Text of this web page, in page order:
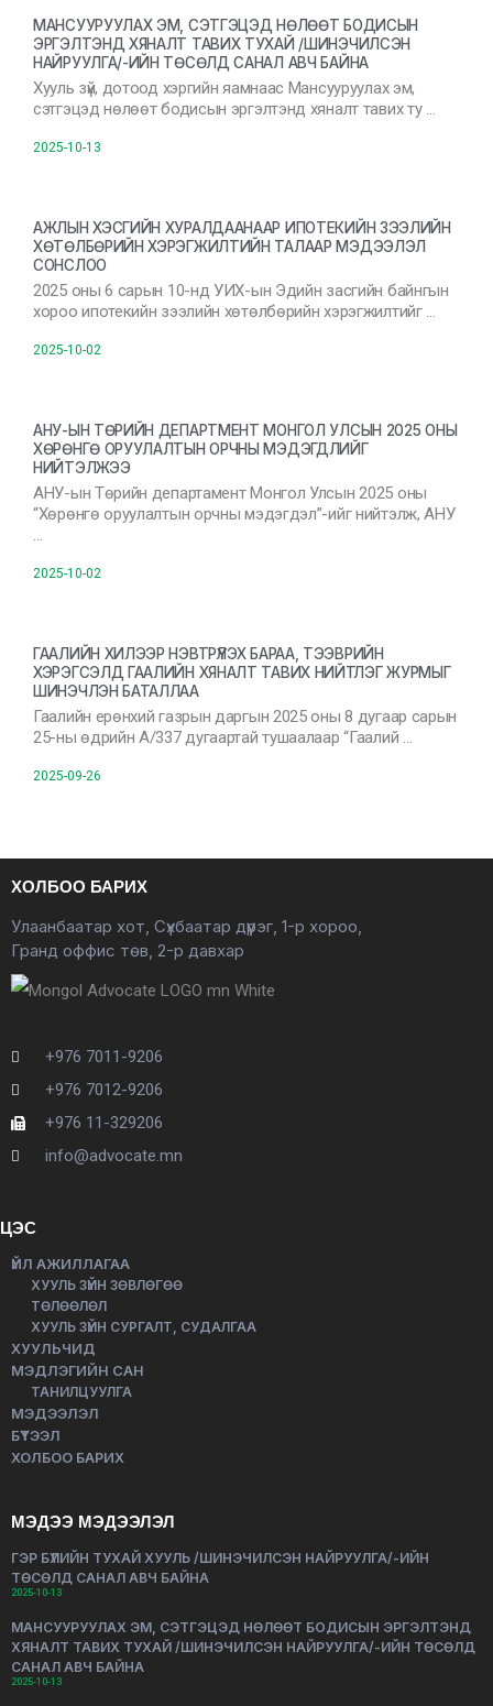
МАНСУУРУУЛАХ ЭМ, СЭТГЭЦЭД НӨЛӨӨТ БОДИСЫН
ЭРГЭЛТЭНД ХЯНАЛТ ТАВИХ ТУХАЙ /ШИНЭЧИЛСЭН
НАЙРУУЛГА/-ИЙН ТӨСӨЛД САНАЛ АВЧ БАЙНА
Хууль зүй, дотоод хэргийн яамнаас Мансууруулах эм,
сэтгэцэд нөлөөт бодисын эргэлтэнд хяналт тавих ту …
2025-10-13
АЖЛЫН ХЭСГИЙН ХУРАЛДААНААР ИПОТЕКИЙН ЗЭЭЛИЙН
ХӨТӨЛБӨРИЙН ХЭРЭГЖИЛТИЙН ТАЛААР МЭДЭЭЛЭЛ
СОНСЛОО
2025 оны 6 сарын 10-нд УИХ-ын Эдийн засгийн байнгын
хороо ипотекийн зээлийн хөтөлбөрийн хэрэгжилтийг …
2025-10-02
АНУ-ЫН ТӨРИЙН ДЕПАРТМЕНТ МОНГОЛ УЛСЫН 2025 ОНЫ
ХӨРӨНГӨ ОРУУЛАЛТЫН ОРЧНЫ МЭДЭГДЛИЙГ
НИЙТЭЛЖЭЭ
АНУ-ын Төрийн департамент Монгол Улсын 2025 оны
“Хөрөнгө оруулалтын орчны мэдэгдэл”-ийг нийтэлж, АНУ
…
2025-10-02
ГААЛИЙН ХИЛЭЭР НЭВТРҮҮЛЭХ БАРАА, ТЭЭВРИЙН
ХЭРЭГСЭЛД ГААЛИЙН ХЯНАЛТ ТАВИХ НИЙТЛЭГ ЖУРМЫГ
ШИНЭЧЛЭН БАТАЛЛАА
Гаалийн ерөнхий газрын даргын 2025 оны 8 дугаар сарын
25-ны өдрийн А/337 дугаартай тушаалаар “Гаалий …
2025-09-26
ХОЛБОО БАРИХ
Улаанбаатар хот, Сүхбаатар дүүрэг, 1-р хороо,
Гранд оффис төв, 2-р давхар
+976 7011-9206
+976 7012-9206
+976 11-329206
info@advocate.mn
ЦЭС
ҮЙЛ АЖИЛЛАГАА
ХУУЛЬ ЗҮЙН ЗӨВЛӨГӨӨ
ТӨЛӨӨЛӨЛ
ХУУЛЬ ЗҮЙН СУРГАЛТ, СУДАЛГАА
ХУУЛЬЧИД
МЭДЛЭГИЙН САН
ТАНИЛЦУУЛГА
МЭДЭЭЛЭЛ
БҮТЭЭЛ
ХОЛБОО БАРИХ
МЭДЭЭ МЭДЭЭЛЭЛ
ГЭР БҮЛИЙН ТУХАЙ ХУУЛЬ /ШИНЭЧИЛСЭН НАЙРУУЛГА/-ИЙН
ТӨСӨЛД САНАЛ АВЧ БАЙНА
2025-10-13
МАНСУУРУУЛАХ ЭМ, СЭТГЭЦЭД НӨЛӨӨТ БОДИСЫН ЭРГЭЛТЭНД
ХЯНАЛТ ТАВИХ ТУХАЙ /ШИНЭЧИЛСЭН НАЙРУУЛГА/-ИЙН ТӨСӨЛД
САНАЛ АВЧ БАЙНА
2025-10-13